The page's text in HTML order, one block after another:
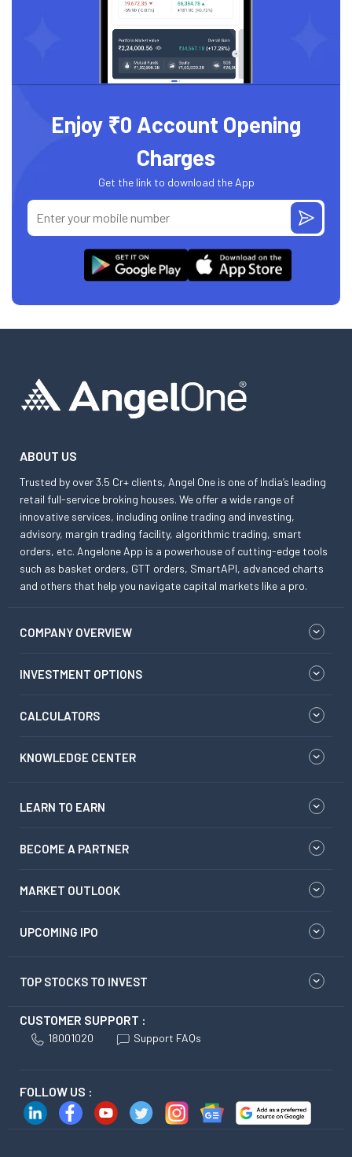
Enjoy ₹0 Account Opening
Charges
Get the link to download the App
ABOUT US
Trusted by over 3.5 Cr+ clients, Angel One is one of India’s leading
retail full-service broking houses. We offer a wide range of
innovative services, including online trading and investing,
advisory, margin trading facility, algorithmic trading, smart
orders, etc. Angelone App is a powerhouse of cutting-edge tools
such as basket orders, GTT orders, SmartAPI, advanced charts
and others that help you navigate capital markets like a pro.
COMPANY OVERVIEW
INVESTMENT OPTIONS
CALCULATORS
KNOWLEDGE CENTER
LEARN TO EARN
BECOME A PARTNER
MARKET OUTLOOK
UPCOMING IPO
TOP STOCKS TO INVEST
CUSTOMER SUPPORT :
18001020 Support FAQs
FOLLOW US :